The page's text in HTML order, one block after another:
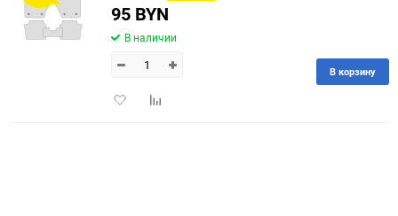
150
95 BYN
В наличии
ДобавитьДобавить
В корзину